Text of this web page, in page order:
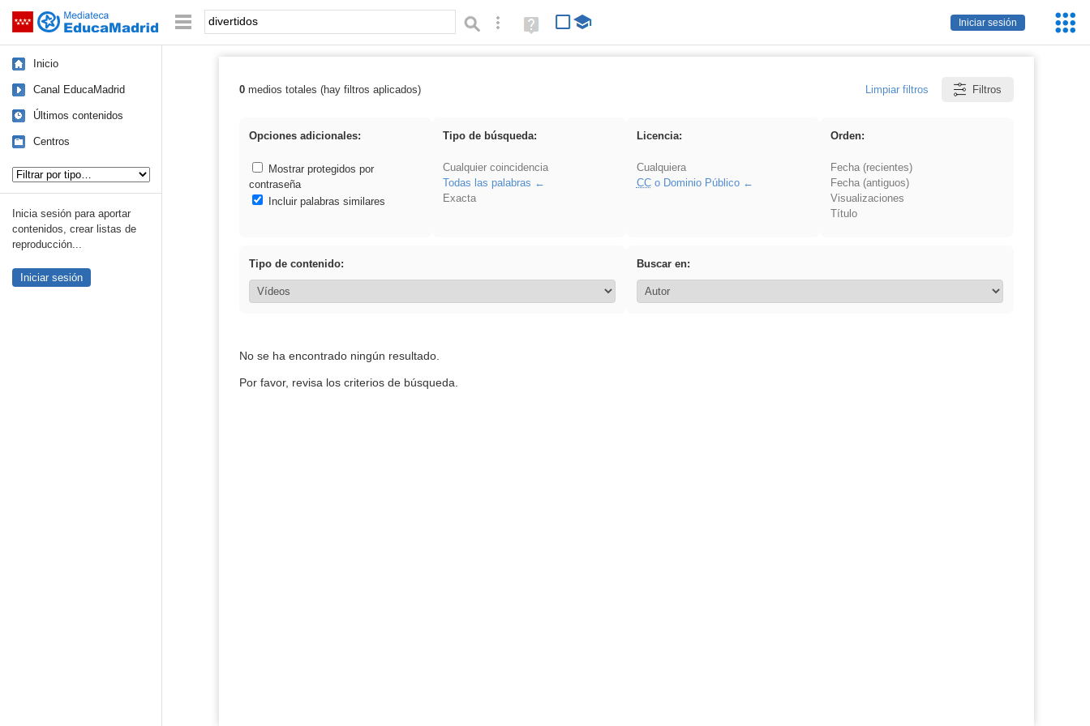
Saltar navegación
Iniciar sesión
Palabra o frase: Búsqueda avanzada
Ayuda
(en
Inicio
Canal EducaMadrid
Últimos contenidos
Centros
Inicia sesión para aportar
contenidos, crear listas de
reproducción...
Iniciar sesión
Resultados de: divertidos
0medios totales (hay filtros aplicados) Limpiar filtros Filtros
Opciones adicionales:
Mostrar protegidos por
contraseña
Incluir palabras similares
Tipo de búsqueda:
Cualquier coincidencia
Todas las palabras
Exacta
Licencia:
Cualquiera
CCo Dominio Público
Orden:
Fecha (recientes)
Fecha (antiguos)
Visualizaciones
Título
Tipo de contenido: Buscar en:
No se ha encontrado ningún resultado.
Por favor, revisa los criterios de búsqueda.